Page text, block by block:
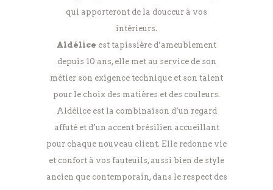
qui apporteront de la douceur à vos
intérieurs.
Aldélice est tapissière d’ameublement
depuis 10 ans, elle met au service de son
métier son exigence technique et son talent
pour le choix des matières et des couleurs.
Aldélice est la combinaison d’un regard
affuté et d’un accent brésilien accueillant
pour chaque nouveau client. Elle redonne vie
et confort à vos fauteuils, aussi bien de style
ancien que contemporain, dans le respect des